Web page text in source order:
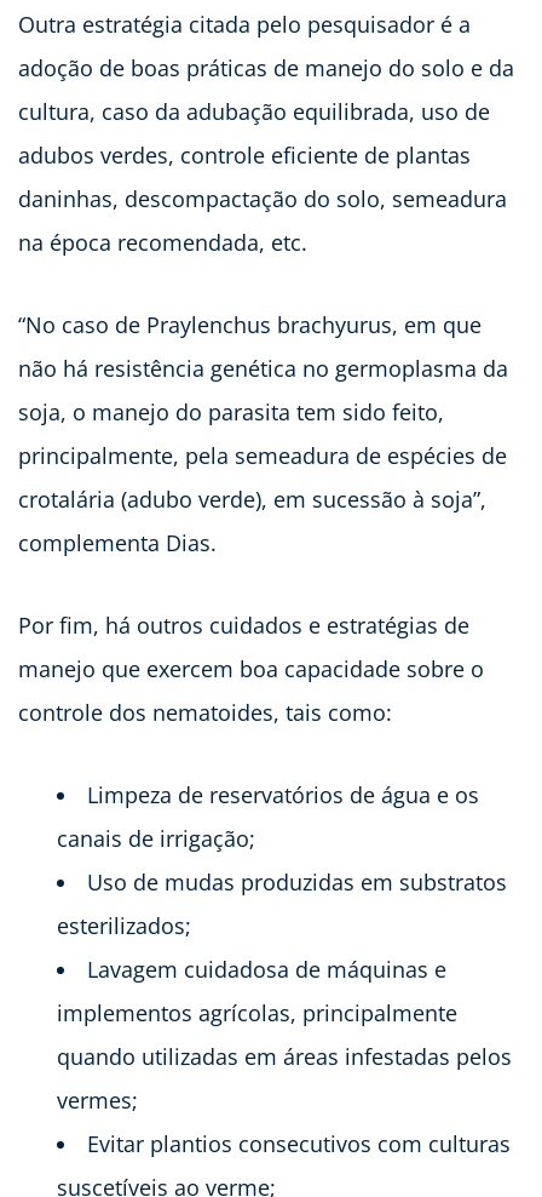
Outra estratégia citada pelo pesquisador é a
adoção de boas práticas de manejo do solo e da
cultura, caso da adubação equilibrada, uso de
adubos verdes, controle eficiente de plantas
daninhas, descompactação do solo, semeadura
na época recomendada, etc.
“No caso de Praylenchus brachyurus, em que
não há resistência genética no germoplasma da
soja, o manejo do parasita tem sido feito,
principalmente, pela semeadura de espécies de
crotalária (adubo verde), em sucessão à soja”,
complementa Dias.
Por fim, há outros cuidados e estratégias de
manejo que exercem boa capacidade sobre o
controle dos nematoides, tais como:
Limpeza de reservatórios de água e os
canais de irrigação;
Uso de mudas produzidas em substratos
esterilizados;
Lavagem cuidadosa de máquinas e
implementos agrícolas, principalmente
quando utilizadas em áreas infestadas pelos
vermes;
Evitar plantios consecutivos com culturas
suscetíveis ao verme;